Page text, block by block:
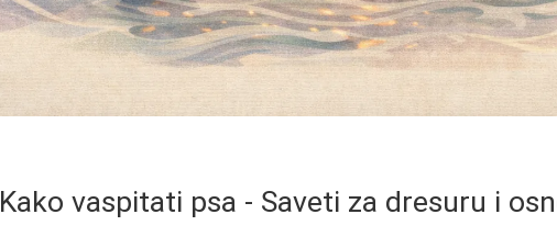
Kako vaspitati psa - Saveti za dresuru i